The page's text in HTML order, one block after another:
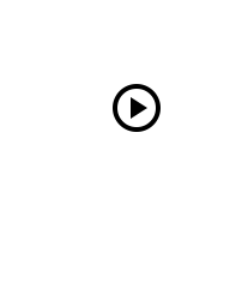
play_circle